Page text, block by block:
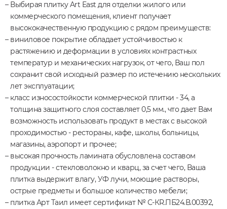
Выбирая плитку Art East для отделки жилого или
коммерческого помещения, клиент получает
высококачественную продукцию с рядом преимуществ:
виниловое покрытие обладает устойчивостью к
растяжению и деформации в условиях контрастных
температур и механических нагрузок, от чего, Ваш пол
сохранит свой исходный размер по истечению нескольких
лет эксплуатации;
класс износостойкости коммерческой плитки - 34, а
толщина защитного слоя составляет 0,5 мм., что дает Вам
возможность использовать продукт в местах с высокой
проходимостью - рестораны, кафе, школы, больницы,
магазины, аэропорт и прочее;
высокая прочность ламината обусловлена составом
продукции - стекловолокно и кварц, за счет чего, Ваша
плитка выдержит влагу, УФ лучи, моющие растворы,
острые предметы и большое количество мебели;
плитка Арт Таил имеет сертификат № С-КR.ПБ24.В.00392,